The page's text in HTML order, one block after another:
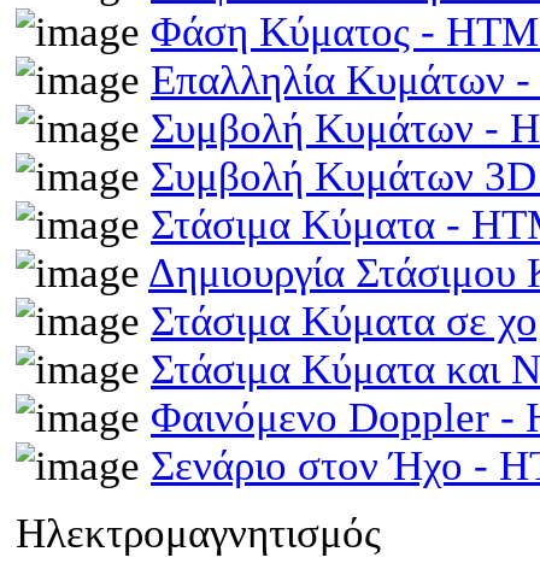
Φάση Κύματος -
Επαλληλία Κυμάτων
Συμβολή Κυμάτων -
Συμβολή Κυμάτων
Στάσιμα Κύματα -
Δημιουργία
Στάσιμα Κύματα σε
Στάσιμα Κύματα και
Φαινόμενο Doppler -
Σενάριο στον Ήχο -
Ηλεκτρομαγνητισμός